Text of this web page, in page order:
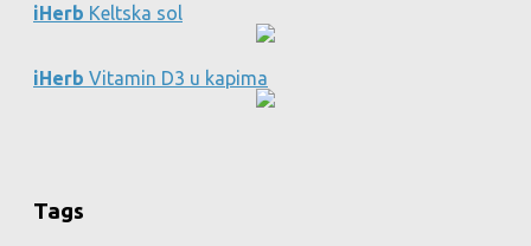
iHerb Keltska sol
iHerb Vitamin D3 u kapima
Tags